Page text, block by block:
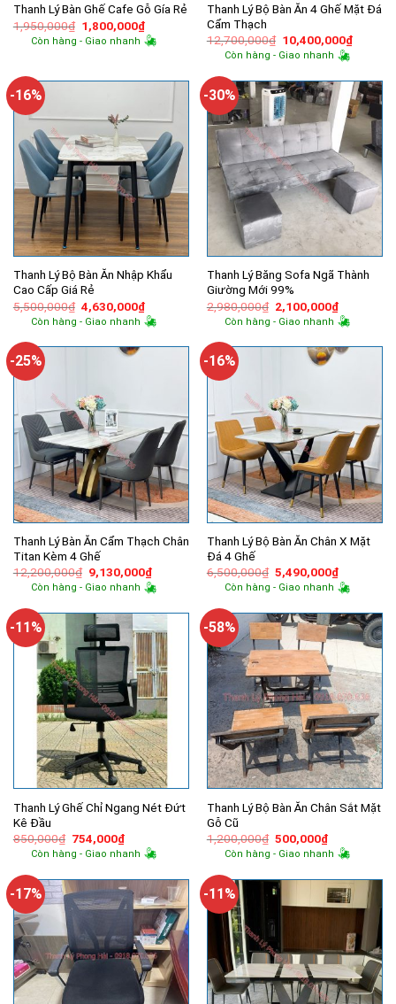
Thanh Lý Bàn Ghế Cafe Gỗ Gía Rẻ
1,950,000₫ Giá
gốc
là:
1,800,000₫Giá
hiện
tại
Còn hàng - Giao nhanh
Thanh Lý Bộ Bàn Ăn 4 Ghế Mặt Đá
Cẩm Thạch
12,700,000₫ Giá
gốc
là:
10,400,000₫Giá
hiện
Còn hàng - Giao nhanh
-16%
Thanh Lý Bộ Bàn Ăn Nhập Khẩu
Cao Cấp Giá Rẻ
5,500,000₫ Giá
gốc
là:
4,630,000₫Giá
hiện
tại
4,630,000₫.
Còn hàng - Giao nhanh
-30%
Thanh Lý Băng Sofa Ngã Thành
Giường Mới 99%
2,980,000₫ Giá
gốc
là:
2,100,000₫Giá
hiện
tại
Còn hàng - Giao nhanh
-25%
Thanh Lý Bàn Ăn Cẩm Thạch Chân
Titan Kèm 4 Ghế
12,200,000₫ Giá
gốc
là:
9,130,000₫Giá
hiện
tại
9,130,000₫.
Còn hàng - Giao nhanh
-16%
Thanh Lý Bộ Bàn Ăn Chân X Mặt
Đá 4 Ghế
6,500,000₫ Giá
gốc
là:
5,490,000₫Giá
hiện
tại
Còn hàng - Giao nhanh
-11%
Thanh Lý Ghế Chỉ Ngang Nét Đứt
Kê Đầu
850,000₫ Giá
gốc
là:
754,000₫Giá
hiện
tại
754,000₫.
Còn hàng - Giao nhanh
-58%
Thanh Lý Bộ Bàn Ăn Chân Sắt Mặt
Gỗ Cũ
1,200,000₫ Giá
gốc
là:
500,000₫Giá
hiện
tại
500,000₫.
Còn hàng - Giao nhanh
-17% -11%